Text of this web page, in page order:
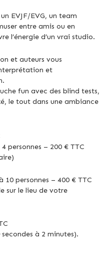
EVJF/EVG, un team
entre amis ou en
l’énergie d’un vrai studio.
et auteurs vous
et
fun avec des blind tests,
le tout dans une ambiance
personnes – 200 € TTC
10 personnes – 400 € TTC
sur le lieu de votre
à 2 minutes).